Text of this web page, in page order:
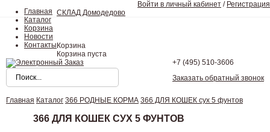
Главная
Каталог
Корзина
Новости
Контакты
Войти в личный кабинет / Регистрация
СКЛАД Домодедово
Корзина
Корзина пуста
+7 (495) 510-3606
Заказать обратный звонок
Главная Каталог 366 РОДНЫЕ КОРМА 366 ДЛЯ КОШЕК сух 5 фунтов
366 ДЛЯ КОШЕК СУХ 5 ФУНТОВ